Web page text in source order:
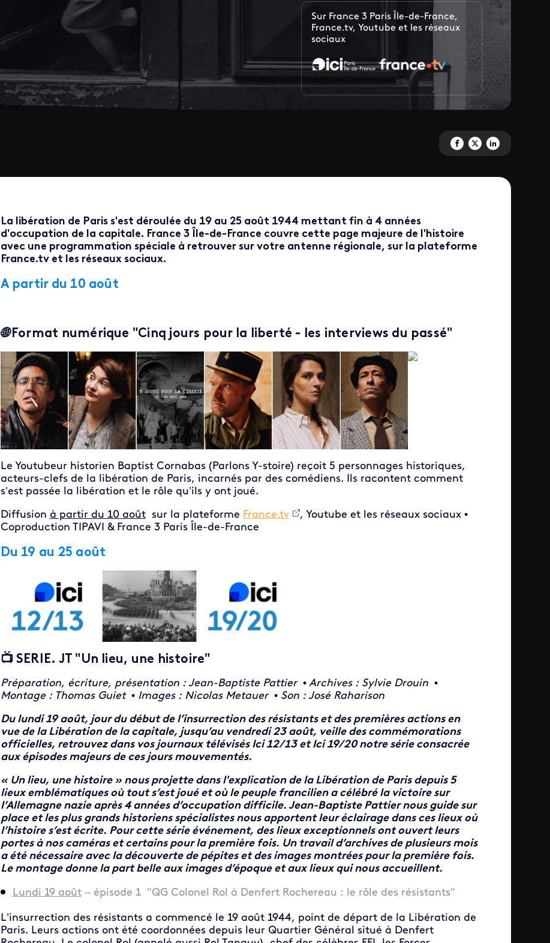
Sur France 3 Paris Île-de-France,
France.tv, Youtube et les réseaux
sociaux
Partagez 'La libération de
Partagez 'La libération
Partagez 'La
La libération de Paris s'est déroulée du 19 au 25 août 1944 mettant fin à 4 années
d'occupation de la capitale. France 3 Île-de-France couvre cette page majeure de l'histoire
avec une programmation spéciale à retrouver sur votre antenne régionale, sur la plateforme
France.tv et les réseaux sociaux.
A partir du 10 août
🌐Format numérique "Cinq jours pour la liberté - les interviews du passé"
Le Youtubeur historien Baptist Cornabas (Parlons Y-stoire) reçoit 5 personnages historiques,
acteurs-clefs de la libération de Paris, incarnés par des comédiens. Ils racontent comment
s’est passée la libération et le rôle qu’ils y ont joué.
Diffusion à partir du 10 aoûtsur la plateforme France.tv
, Youtube et les réseaux sociaux •
Coproduction TIPAVI & France 3 Paris Île-de-France
Du 19 au 25 août
📺 SERIE. JT "Un lieu, une histoire"
Préparation, écriture, présentation : Jean-Baptiste Pattier •Archives : Sylvie Drouin •
Montage : Thomas Guiet •Images : Nicolas Metauer •Son : José Raharison
Du lundi 19 août, jour du début de l’insurrection des résistants et des premières actions en
vue de la Libération de la capitale, jusqu’au vendredi 23 août, veille des commémorations
officielles, retrouvez dans vos journaux télévisés Ici 12/13 et Ici 19/20 notre série consacrée
aux épisodes majeurs de ces jours mouvementés.
« Un lieu, une histoire » nous projette dans l'explication de la Libération de Paris depuis 5
lieux emblématiques où tout s’est joué et où le peuple francilien a célébré la victoire sur
l’Allemagne nazie après 4 années d’occupation difficile. Jean-Baptiste Pattier nous guide sur
place et les plus grands historiens spécialistes nous apportent leur éclairage dans ces lieux où
l’histoire s’est écrite. Pour cette série événement, des lieux exceptionnels ont ouvert leurs
portes à nos caméras et certains pour la première fois. Un travail d’archives de plusieurs mois
a été nécessaire avec la découverte de pépites et des images montrées pour la première fois.
Le montage donne la part belle aux images d’époque et aux lieux qui nous accueillent.
Lundi 19 août– épisode 1 "QG Colonel Rol à Denfert Rochereau : le rôle des résistants"
L’insurrection des résistants a commencé le 19 août 1944, point de départ de la Libération de
Paris. Leurs actions ont été coordonnées depuis leur Quartier Général situé à Denfert